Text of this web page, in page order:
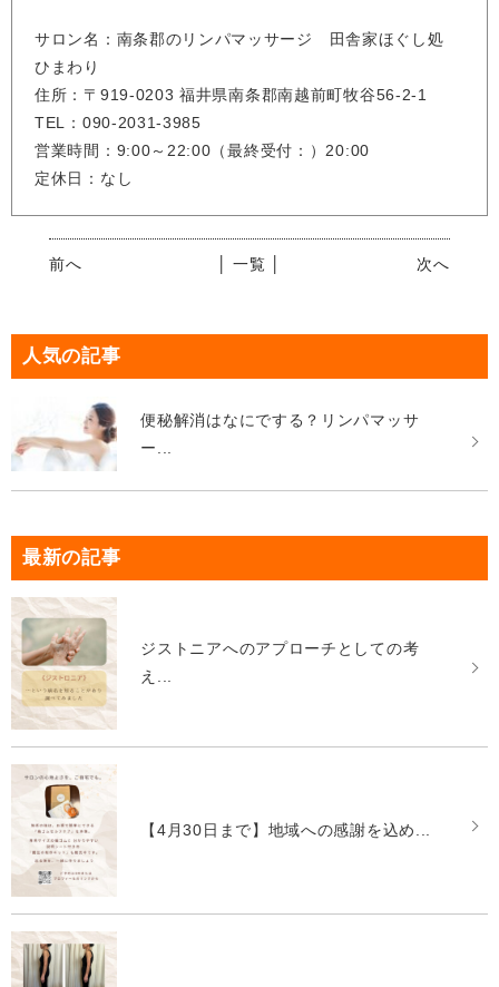
サロン名：南条郡のリンパマッサージ 田舎家ほぐし処
ひまわり
住所：〒919-0203 福井県南条郡南越前町牧谷56-2-1
TEL：090-2031-3985
営業時間：9:00～22:00（最終受付：）20:00
定休日：なし
前へ 次へ
│ 一覧 │
人気の記事
便秘解消はなにでする？リンパマッサ
ー...
最新の記事
ジストニアへのアプローチとしての考
え...
【4月30日まで】地域への感謝を込め...